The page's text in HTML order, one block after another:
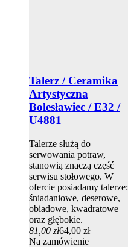
Talerz / Ceramika
Artystyczna
Bolesławiec / E32 /
U4881
Talerze służą do
serwowania potraw,
stanowią znaczą część
serwisu stołowego. W
ofercie posiadamy talerze:
śniadaniowe, deserowe,
obiadowe, kwadratowe
oraz głębokie.
81,00 zł64,00 zł
Na zamówienie